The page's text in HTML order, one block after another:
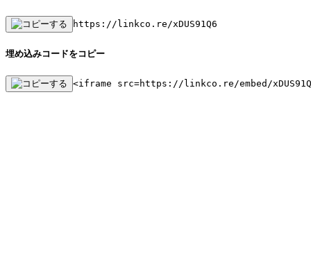
https://linkco.re/xDUS91Q6
埋め込みコードをコピー
<iframe src=https://linkco.re/embed/